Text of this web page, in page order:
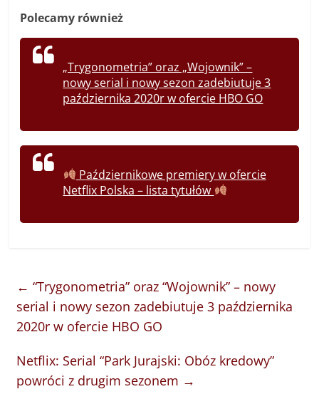
Polecamy również
„Trygonometria” oraz „Wojownik” –
nowy serial i nowy sezon zadebiutuje 3
października 2020r w ofercie HBO GO
Październikowe premiery w ofercie
Netflix Polska – lista tytułów
← “Trygonometria” oraz “Wojownik” – nowy
serial i nowy sezon zadebiutuje 3 października
2020r w ofercie HBO GO
Netflix: Serial “Park Jurajski: Obóz kredowy”
powróci z drugim sezonem →